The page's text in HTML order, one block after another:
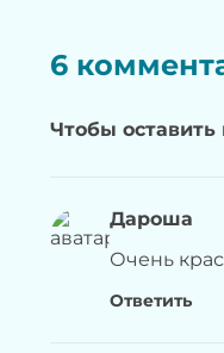
6
Чтобы
Дароша
Очень
Ответить